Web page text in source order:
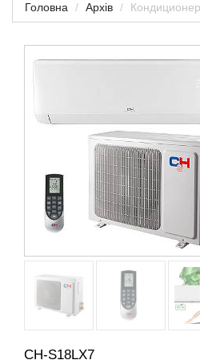
Головна Архів
CH-S18LX7